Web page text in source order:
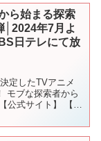
ら始まる探索
│2024年7月よ
日テレにて放
定したTVアニメ
モブな探索者から
式サイト】 【公